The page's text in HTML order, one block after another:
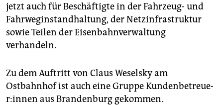
jetzt auch für Beschäftigte in der Fahrzeug- und
Fahrweginstandhaltung, der Netzinfrastruktur
sowie Teilen der Eisenbahnverwaltung
verhandeln.
Zu dem Auftritt von Claus Weselsky am
Ostbahnhof ist auch eine Gruppe Kun­den­be­treue­
r:in­nen aus Brandenburg gekommen.